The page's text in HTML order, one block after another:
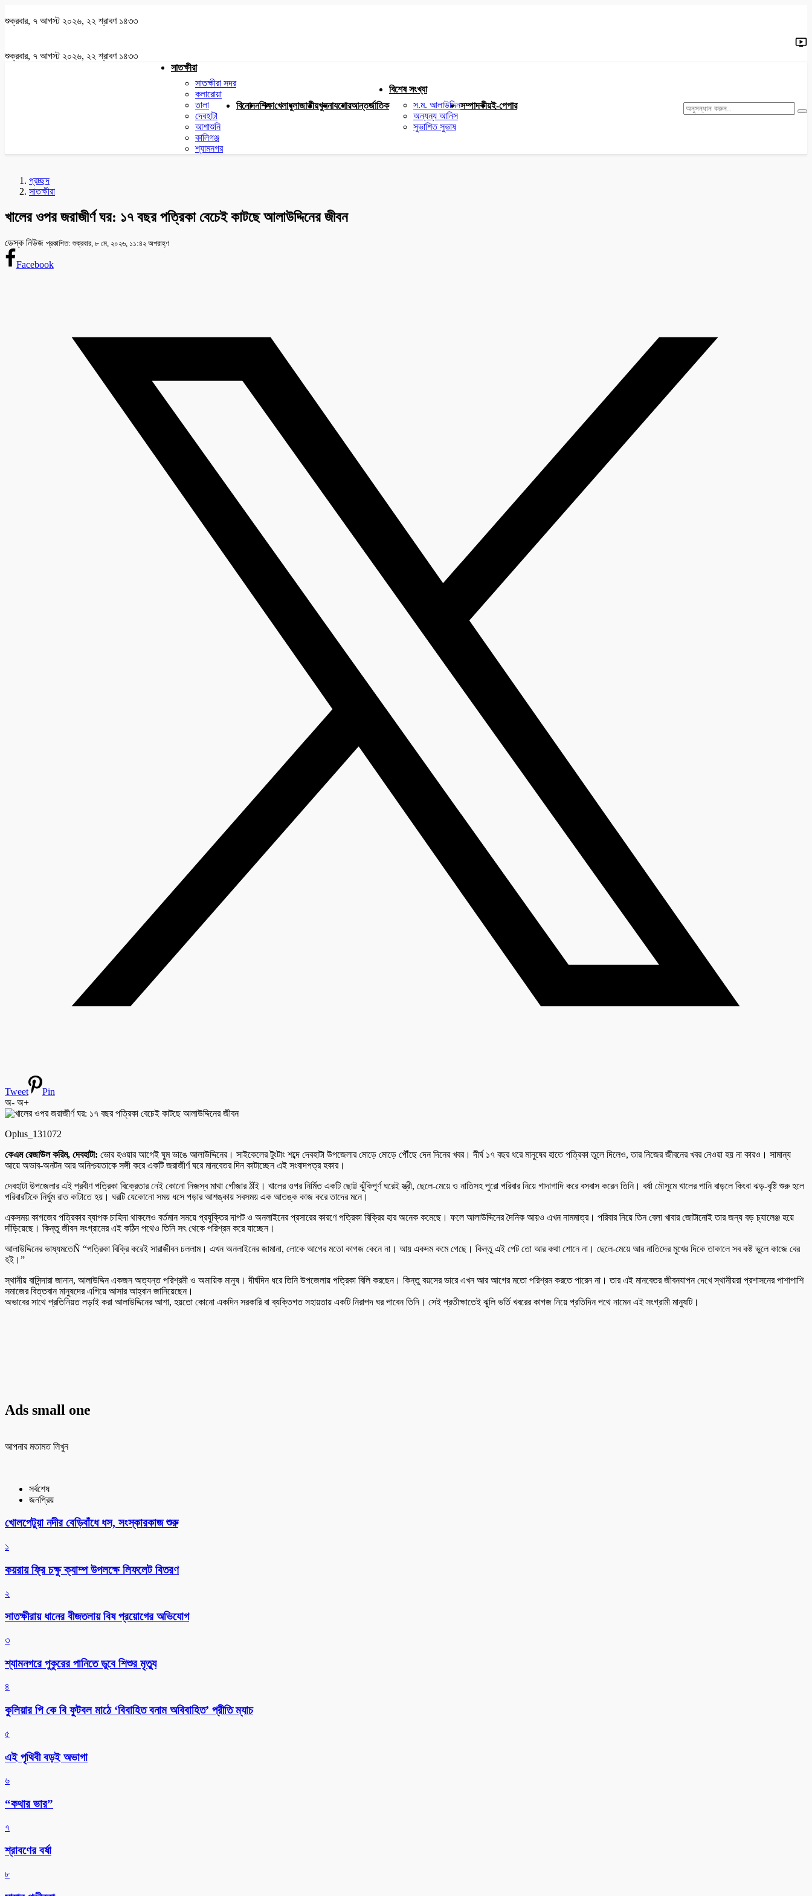
শুক্রবার, ৭ আগস্ট ২০২৬, ২২ শ্রাবণ ১৪৩৩
শুক্রবার, ৭ আগস্ট ২০২৬, ২২ শ্রাবণ ১৪৩৩
সাতক্ষীরা
সাতক্ষীরা সদর
কলারোয়া
তালা
দেবহাটা
আশাশুনি
কালিগঞ্জ
শ্যামনগর
বিনোদনশিক্ষাখেলাধুলাজাতীয়খুলনাযশোরআন্তর্জাতিক
বিশেষ সংখ্যা
স.ম. আলাউদ্দিন
অন্যন্য আনিস
সুভাশিত সুভাষ
সম্পাদকীয়ই-পেপার
প্রচ্ছদ
সাতক্ষীরা
খালের ওপর জরাজীর্ণ ঘর: ১৭ বছর পত্রিকা বেচেই কাটছে আলাউদ্দিনের জীবন
ডেস্ক নিউজ প্রকাশিত: শুক্রবার, ৮ মে, ২০২৬, ১১:৪২ অপরাহ্ণ
Facebook
Tweet
Pin
অ- অ+
Oplus_131072
কেএম রেজাউল করিম, দেবহাটা: ভোর হওয়ার আগেই ঘুম ভাঙে আলাউদ্দিনের। সাইকেলের টুংটাং শব্দে দেবহাটা উপজেলার মোড়ে মোড়ে পৌঁছে দেন দিনের খবর। দীর্ঘ ১৭ বছর ধরে মানুষের হাতে পত্রিকা তুলে দিলেও, তার নিজের জীবনের খবর নেওয়া হয় না কারও। সামান্য
আয়ে অভাব-অনটন আর অনিশ্চয়তাকে সঙ্গী করে একটি জরাজীর্ণ ঘরে মানবেতর দিন কাটাচ্ছেন এই সংবাদপত্র হকার।
দেবহাটা উপজেলার এই প্রবীণ পত্রিকা বিক্রেতার নেই কোনো নিজস্ব মাথা গোঁজার ঠাঁই। খালের ওপর নির্মিত একটি ছোট্ট ঝুঁকিপূর্ণ ঘরেই স্ত্রী, ছেলে-মেয়ে ও নাতিসহ পুরো পরিবার নিয়ে গাদাগাদি করে বসবাস করেন তিনি। বর্ষা মৌসুমে খালের পানি বাড়লে কিংবা ঝড়-বৃষ্টি শুরু হলে
পরিবারটিকে নির্ঘুম রাত কাটাতে হয়। ঘরটি যেকোনো সময় ধসে পড়ার আশঙ্কায় সবসময় এক আতঙ্ক কাজ করে তাদের মনে।
একসময় কাগজের পত্রিকার ব্যাপক চাহিদা থাকলেও বর্তমান সময়ে প্রযুক্তির দাপট ও অনলাইনের প্রসারের কারণে পত্রিকা বিক্রির হার অনেক কমেছে। ফলে আলাউদ্দিনের দৈনিক আয়ও এখন নামমাত্র। পরিবার নিয়ে তিন বেলা খাবার জোটানোই তার জন্য বড় চ্যালেঞ্জ হয়ে
দাঁড়িয়েছে। কিন্তু জীবন সংগ্রামের এই কঠিন পথেও তিনি সৎ থেকে পরিশ্রম করে যাচ্ছেন।
আলাউদ্দিনের ভাষ্যমতেÑ “পত্রিকা বিক্রি করেই সারাজীবন চললাম। এখন অনলাইনের জামানা, লোকে আগের মতো কাগজ কেনে না। আয় একদম কমে গেছে। কিন্তু এই পেট তো আর কথা শোনে না। ছেলে-মেয়ে আর নাতিদের মুখের দিকে তাকালে সব কষ্ট ভুলে কাজে বের
হই।”
স্থানীয় বাসিন্দারা জানান, আলাউদ্দিন একজন অত্যন্ত পরিশ্রমী ও অমায়িক মানুষ। দীর্ঘদিন ধরে তিনি উপজেলায় পত্রিকা বিলি করছেন। কিন্তু বয়সের ভারে এখন আর আগের মতো পরিশ্রম করতে পারেন না। তার এই মানবেতর জীবনযাপন দেখে স্থানীয়রা প্রশাসনের পাশাপাশি
সমাজের বিত্তবান মানুষদের এগিয়ে আসার আহ্বান জানিয়েছেন।
অভাবের সাথে প্রতিনিয়ত লড়াই করা আলাউদ্দিনের আশা, হয়তো কোনো একদিন সরকারি বা ব্যক্তিগত সহায়তায় একটি নিরাপদ ঘর পাবেন তিনি। সেই প্রতীক্ষাতেই ঝুলি ভর্তি খবরের কাগজ নিয়ে প্রতিদিন পথে নামেন এই সংগ্রামী মানুষটি।
Ads small one
আপনার মতামত লিখুন
সর্বশেষ
জনপ্রিয়
খোলপেটুয়া নদীর বেড়িবাঁধে ধস, সংস্কারকাজ শুরু
১
কয়রায় ফ্রি চক্ষু ক্যাম্প উপলক্ষে লিফলেট বিতরণ
২
সাতক্ষীরায় ধানের বীজতলায় বিষ প্রয়োগের অভিযোগ
৩
শ্যামনগরে পুকুরের পানিতে ডুবে শিশুর মৃত্যু
৪
কুলিয়ার পি কে বি ফুটবল মাঠে ‘বিবাহিত বনাম অবিবাহিত’ প্রীতি ম্যাচ
৫
এই পৃথিবী বড়ই অভাগা
৬
“কথার ভার”
৭
শ্রাবণের বর্ষা
৮